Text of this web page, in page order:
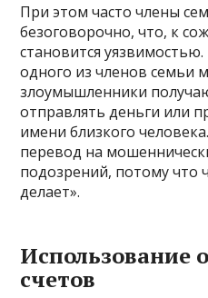
При этом часто члены
безоговорочно, что, к
становится
одного из членов семьи
злоумышленники
отправлять деньги или
имени близкого
перевод на
подозрений, потому что
делает».
Использование
счетов